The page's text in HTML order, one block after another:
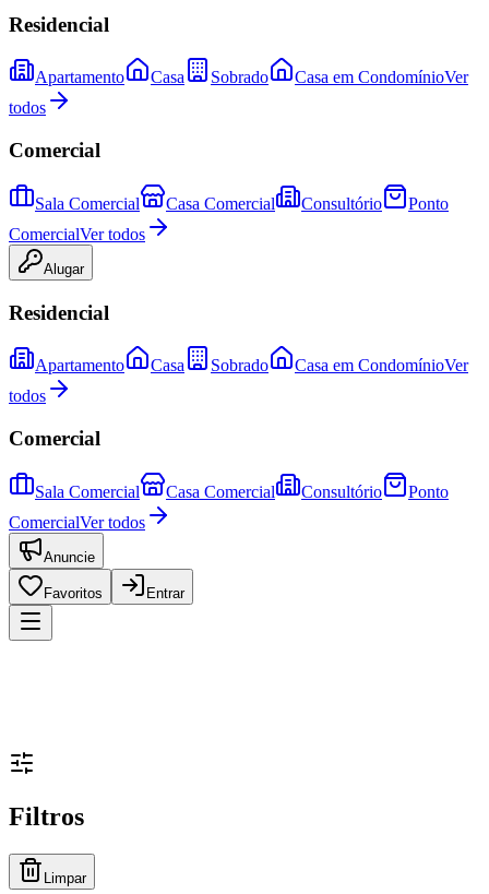
Residencial
Apartamento Casa Sobrado Casa em CondomínioVer
todos
Comercial
Sala Comercial Casa Comercial Consultório
Ponto
ComercialVer todos
Alugar
Residencial
Apartamento Casa Sobrado Casa em CondomínioVer
todos
Comercial
Sala Comercial Casa Comercial Consultório
Ponto
ComercialVer todos
Anuncie
Favoritos Entrar
Filtros
Limpar